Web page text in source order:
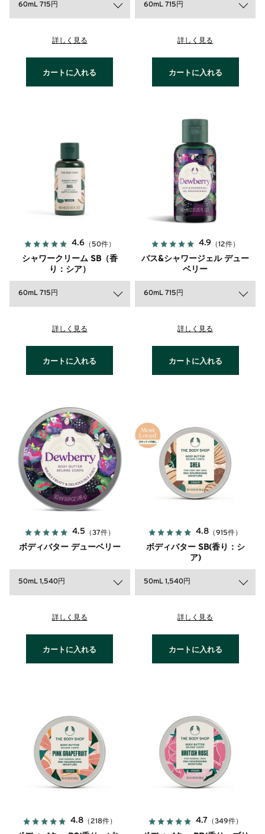
60mL 715円
詳しく見る
カートに入れる
60mL 715円
詳しく見る
カートに入れる
4.6（50件）
シャワークリーム SB（香
り：シア）
60mL 715円
詳しく見る
カートに入れる
4.9 （12件）
バス&シャワージェル デュー
ベリー
60mL 715円
詳しく見る
カートに入れる
4.5 （37件）
ボディバター デューベリー
50mL 1,540円
詳しく見る
カートに入れる
4.8 （915件）
ボディバター SB(香り：シ
ア)
50mL 1,540円
詳しく見る
カートに入れる
4.8（218件） 4.7 （349件）